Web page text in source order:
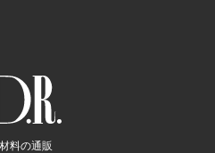
料の通販